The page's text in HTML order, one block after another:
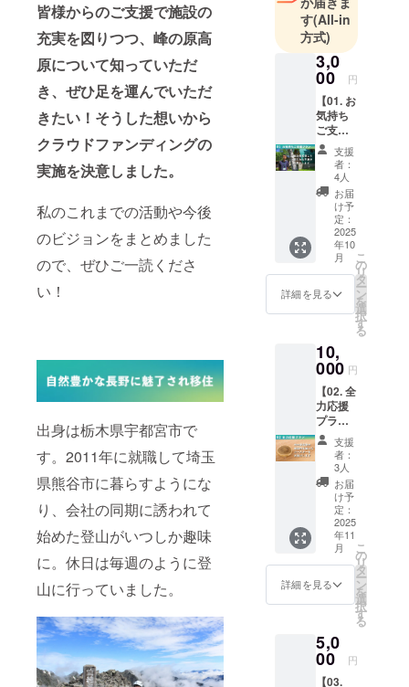
皆様からのご支援で施設の
充実を図りつつ、峰の原高
原について知っていただ
き、ぜひ足を運んでいただ
きたい！そうした想いから
クラウドファンディングの
実施を決意しました。
私のこれまでの活動や今後
のビジョンをまとめました
ので、ぜひご一読くださ
い！
出身は栃木県宇都宮市で
す。2011年に就職して埼玉
県熊谷市に暮らすようにな
り、会社の同期に誘われて
始めた登山がいつしか趣味
に。休日は毎週のように登
山に行っていました。
「森林サー
ビス産業」
の推進やそ
のモデルづ
くりを担
当。2024年
10月
「Minenohar
a Crafts」を
開業。峰の
原高原に新
拠点「Forest
base」を設
プロジェク
す(All-in
方式)
3,0
00 円
【01. お
気持ち
ご支
援】 挑
戦を応
援して
くださ
る方向
けのプ
ランで
す。御
礼とし
て心を
込めた
サンク
スレ
お届け
しま
す。 ※
税込、
送料込
の価格
です
支援
者：
4人
お届
け予
定：
2025
年10
月
詳細を見る
こ
の
リ
タ
ー
ン
を
選
択
す
る
10,
000 円
【02. 全
力応援
プラ
ン】 挑
戦を全
力で応
援して
くださ
る方向
けのプ
ランで
す。御
礼とし
てコー
スター
とサン
ターを
峰の原
よりお
届けし
支援
者：
3人
お届
け予
定：
2025
年11
月
詳細を見る
こ
の
リ
タ
ー
ン
を
選
択
す
る
5,0
00 円
【03.